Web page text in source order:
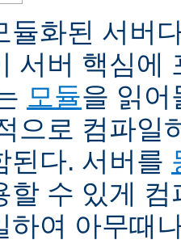
듈화된 서버
서버 핵심에
모듈을 읽어
으로 컴파일
된다. 서버를
할 수 있게
하여 아무때